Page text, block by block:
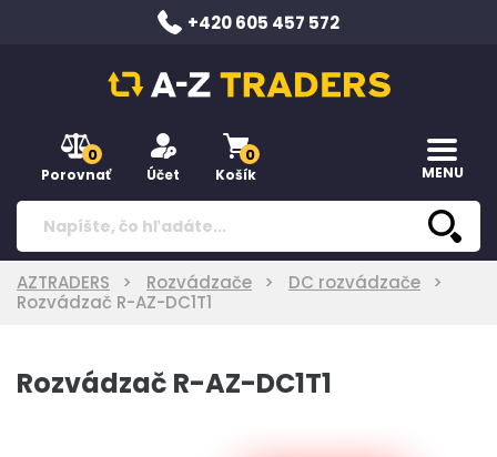
+420 605 457 572
0
Porovnať Účet
0
Košík MENU
AZTRADERS Rozvádzače
DC rozvádzače
Rozvádzač R-AZ-DC1T1
Rozvádzač R-AZ-DC1T1